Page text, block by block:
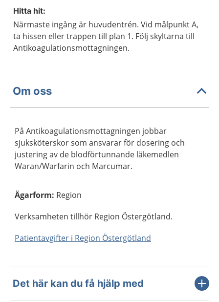
Hitta hit:
Närmaste ingång är huvudentrén. Vid målpunkt A,
ta hissen eller trappen till plan 1. Följ skyltarna till
Antikoagulationsmottagningen.
Om oss
På Antikoagulationsmottagningen jobbar
sjuksköterskor som ansvarar för dosering och
justering av de blodförtunnande läkemedlen
Waran/Warfarin och Marcumar.
Ägarform: Region
Verksamheten tillhör Region Östergötland.
Patientavgifter i Region Östergötland
Det här kan du få hjälp med